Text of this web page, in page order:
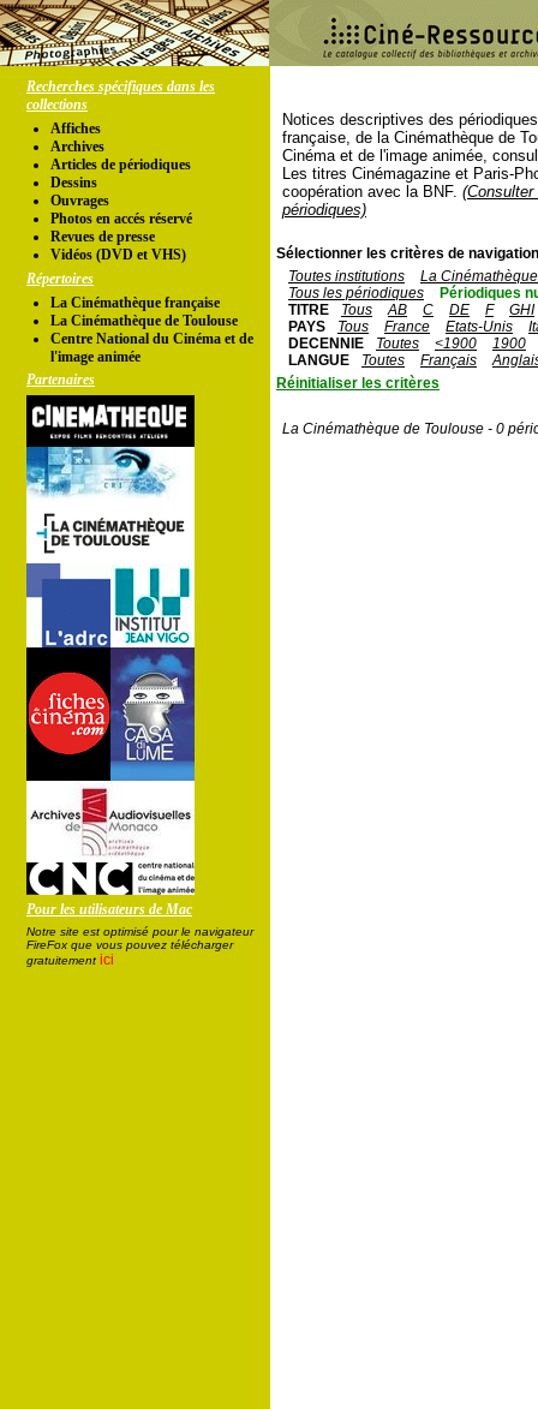
Recherches spécifiques dans les
collections
Affiches
Archives
Articles de périodiques
Dessins
Ouvrages
Photos en accés réservé
Revues de presse
Vidéos (DVD et VHS)
Répertoires
La Cinémathèque française
La Cinémathèque de Toulouse
Centre National du Cinéma et de
l'image animée
Partenaires
Pour les utilisateurs de Mac
Notre site est optimisé pour le navigateur
FireFox que vous pouvez télécharger
gratuitement ici
Notices descriptives des
française, de la Cinémathèque de
Cinéma et de l'image animée,
Les titres Cinémagazine et Paris-
coopération avec la BNF.
périodiques)
Sélectionner les critères de
Toutes institutions
La
Tous les périodiques
Périodiques
TITRE
Tous AB C DE F
GHI
PAYS
Tous France Etats-Unis
DECENNIE
Toutes <1900
1900
LANGUE
Toutes Français
Réinitialiser les critères
La Cinémathèque de Toulouse - 0